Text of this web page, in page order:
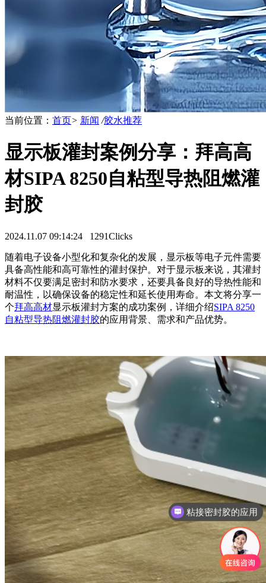
当前位置： 首页> 新闻 /胶水推荐
显示板灌封案例分享：拜高高
材SIPA 8250自粘型导热阻燃灌
封胶
2024.11.07 09:14:24 1291Clicks
随着电子设备小型化和复杂化的发展，显示板等电子元件需要
具备高性能和高可靠性的灌封保护。对于显示板来说，其灌封
材料不仅要满足密封和防水要求，还要具备良好的导热性能和
耐温性，以确保设备的稳定性和延长使用寿命。本文将分享一
个拜高高材显示板灌封方案的成功案例，详细介绍SIPA 8250
自粘型导热阻燃灌封胶的应用背景、需求和产品优势。
三防披覆胶